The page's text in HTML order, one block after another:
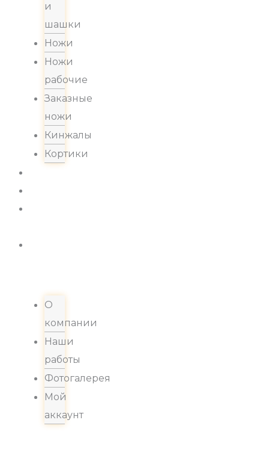
и
шашки
Ножи
Ножи
рабочие
Заказные
ножи
Кинжалы
Кортики
О
компании
Наши
работы
Фотогалерея
Мой
аккаунт